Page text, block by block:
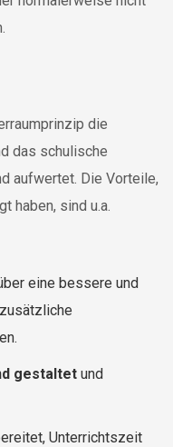
die
das schulische
aufwertet. Die Vorteile,
haben, sind u.a.
eine bessere und
gestaltet und
Unterrichtszeit